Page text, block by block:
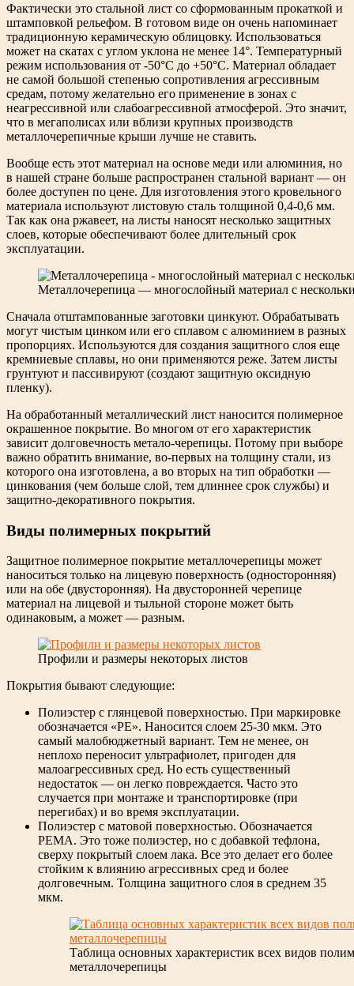
Фактически это стальной лист со сформованным прокаткой и
штамповкой рельефом. В готовом виде он очень напоминает
традиционную керамическую облицовку. Использоваться
может на скатах с углом уклона не менее 14°. Температурный
режим использования от -50°C до +50°C. Материал обладает
не самой большой степенью сопротивления агрессивным
средам, потому желательно его применение в зонах с
неагрессивной или слабоагрессивной атмосферой. Это значит,
что в мегаполисах или вблизи крупных производств
металлочерепичные крыши лучше не ставить.
Вообще есть этот материал на основе меди или алюминия, но
в нашей стране больше распространен стальной вариант — он
более доступен по цене. Для изготовления этого кровельного
материала используют листовую сталь толщиной 0,4-0,6 мм.
Так как она ржавеет, на листы наносят несколько защитных
слоев, которые обеспечивают более длительный срок
эксплуатации.
Металлочерепица — многослойный материал с
Сначала отштампованные заготовки цинкуют. Обрабатывать
могут чистым цинком или его сплавом с алюминием в разных
пропорциях. Используются для создания защитного слоя еще
кремниевые сплавы, но они применяются реже. Затем листы
грунтуют и пассивируют (создают защитную оксидную
пленку).
На обработанный металлический лист наносится полимерное
окрашенное покрытие. Во многом от его характеристик
зависит долговечность метало-черепицы. Потому при выборе
важно обратить внимание, во-первых на толщину стали, из
которого она изготовлена, а во вторых на тип обработки —
цинкования (чем больше слой, тем длиннее срок службы) и
защитно-декоративного покрытия.
Виды полимерных покрытий
Защитное полимерное покрытие металлочерепицы может
наноситься только на лицевую поверхность (односторонняя)
или на обе (двусторонняя). На двусторонней черепице
материал на лицевой и тыльной стороне может быть
одинаковым, а может — разным.
Профили и размеры некоторых листов
Покрытия бывают следующие:
Полиэстер с глянцевой поверхностью. При маркировке
обозначается «PE». Наносится слоем 25-30 мкм. Это
самый малобюджетный вариант. Тем не менее, он
неплохо переносит ультрафиолет, пригоден для
малоагрессивных сред. Но есть существенный
недостаток — он легко повреждается. Часто это
случается при монтаже и транспортировке (при
перегибах) и во время эксплуатации.
Полиэстер с матовой поверхностью. Обозначается
РЕМА. Это тоже полиэстер, но с добавкой тефлона,
сверху покрытый слоем лака. Все это делает его более
стойким к влиянию агрессивных сред и более
долговечным. Толщина защитного слоя в среднем 35
мкм.
Таблица основных характеристик всех видов
металлочерепицы